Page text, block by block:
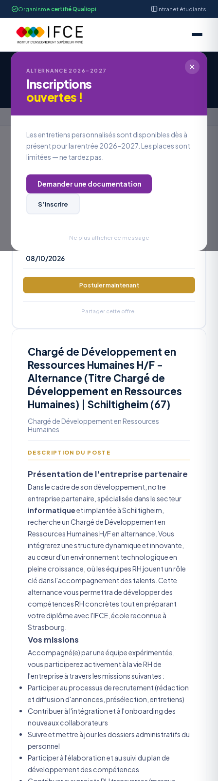
Organisme certifié Qualiopi Intranet étudiants
✕
ALTERNANCE 2026–2027
Inscriptions
ouvertes !
Les entretiens personnalisés sont disponibles dès à
présent pour la rentrée 2026–2027. Les places sont
limitées — ne tardez pas.
Demander une documentation
S’inscrire
Ne plus afficher ce message
IFCE STRASBOURG
Offre d'Emploi #OE2026-1227
Accueil › Offres en alternance › Offre d'Emploi #OE2026-1227
Retour aux offres
Chargé de Développement en
Ressources Humaines H/F -
Alternance (Titre Chargé de
Développement en Ressources
Humaines) | Schiltigheim (67)
Chargé de Développement en Ressources
Humaines
DESCRIPTION DU POSTE
Présentation de l'entreprise partenaire
Dans le cadre de son développement, notre
entreprise partenaire, spécialisée dans le secteur
informatiqueet implantée à Schiltigheim,
recherche un Chargé de Développement en
Ressources Humaines H/F en alternance. Vous
intégrerez une structure dynamique et innovante,
au cœur d'un environnement technologique en
pleine croissance, où les équipes RH jouent un rôle
clé dans l'accompagnement des talents. Cette
alternance vous permettra de développer des
compétences RH concrètes tout en préparant
votre diplôme avec l'IFCE, école reconnue à
Strasbourg.
Vos missions
Accompagné(e) par une équipe expérimentée,
vous participerez activement à la vie RH de
l'entreprise à travers les missions suivantes :
Participer au processus de recrutement (rédaction
et diffusion d'annonces, présélection, entretiens)
Contribuer à l'intégration et à l'onboarding des
nouveaux collaborateurs
Suivre et mettre à jour les dossiers administratifs du
personnel
Participer à l'élaboration et au suivi du plan de
développement des compétences
LOCALISATION
Bas-Rhin
08/10/2026
Postuler maintenant
Partager cette offre :